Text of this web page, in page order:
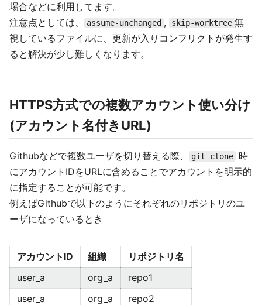
場合などに利用してます。
注意点としては、
assume-unchanged , skip-worktree 無
視しているファイルに、更新が入りコンフリクトが発生す
ると解決が少し難しくなります。
HTTPS方式での複数アカウント使い分け
(アカウント名付きURL)
Githubなどで複数ユーザを切り替える際、 git clone
時
にアカウントIDをURLに含めることでアカウントを明示的
に指定することが可能です。
例えばGithubで以下のようにそれぞれのリポジトリのユ
ーザになっているとき
アカウントID 組織
リポジトリ名
user_a
org_a
repo1
user_a
org_a
repo2